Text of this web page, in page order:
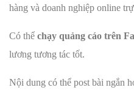
hàng và doanh nghiệp online
Có thể chạy quảng cáo trên
lương tương tác tốt.
Nội dung có thể post bài ngắn